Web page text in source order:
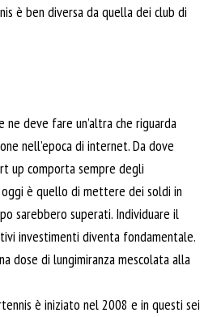
è ben diversa da quella dei club di
ne deve fare un’altra che riguarda
nell’epoca di internet. Da dove
up comporta sempre degli
è quello di mettere dei soldi in
sarebbero superati. Individuare il
investimenti diventa fondamentale.
dose di lungimiranza mescolata alla
è iniziato nel 2008 e in questi sei